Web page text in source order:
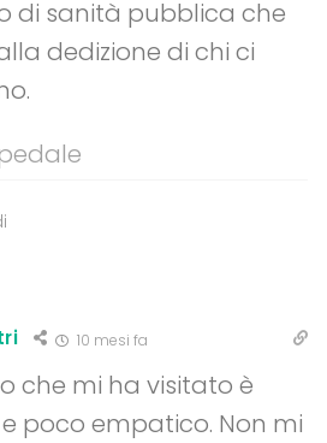
di sanità pubblica che
dedizione di chi ci
10 mesi fa
che mi ha visitato è
poco empatico. Non mi